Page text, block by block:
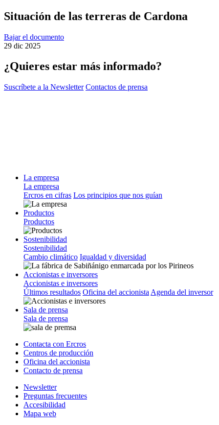
Situación de las terreras de Cardona
Bajar el documento
29 dic 2025
¿Quieres estar más informado?
Suscríbete a la Newsletter Contactos de prensa
La empresa
La empresa
Ercros en cifras Los principios que nos guían
Productos
Productos
Sostenibilidad
Sostenibilidad
Cambio climático Igualdad y diversidad
Accionistas e inversores
Accionistas e inversores
Últimos resultados Oficina del accionista Agenda del inversor
Sala de prensa
Sala de prensa
Contacta con Ercros
Centros de producción
Oficina del accionista
Contacto de prensa
Newsletter
Preguntas frecuentes
Accesibilidad
Mapa web